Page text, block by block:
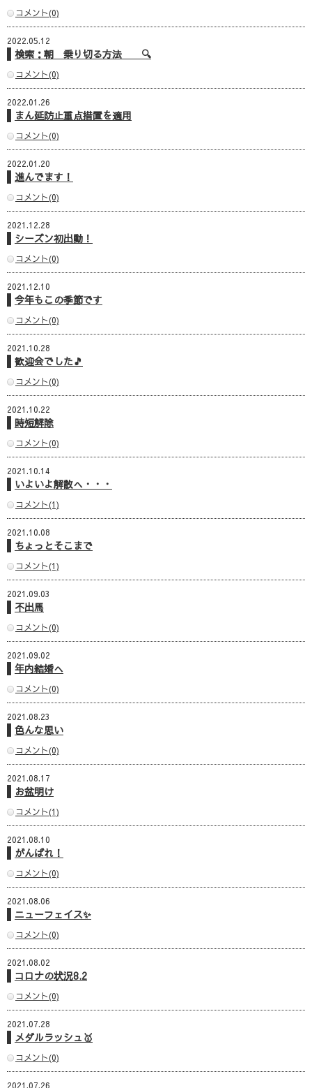
コメント(0)
2022.05.12
検索：朝 乗り切る方法 🔍
コメント(0)
2022.01.26
まん延防止重点措置を適用
コメント(0)
2022.01.20
進んでます！
コメント(0)
2021.12.28
シーズン初出動！
コメント(0)
2021.12.10
今年もこの季節です
コメント(0)
2021.10.28
歓迎会でした🎵
コメント(0)
2021.10.22
時短解除
コメント(0)
2021.10.14
いよいよ解散へ・・・
コメント(1)
2021.10.08
ちょっとそこまで
コメント(1)
2021.09.03
不出馬
コメント(0)
2021.09.02
年内結婚へ
コメント(0)
2021.08.23
色んな思い
コメント(0)
2021.08.17
お盆明け
コメント(1)
2021.08.10
がんばれ！
コメント(0)
2021.08.06
ニューフェイス✨
コメント(0)
2021.08.02
コロナの状況8.2
コメント(0)
2021.07.28
メダルラッシュ🥇
コメント(0)
2021.07.26